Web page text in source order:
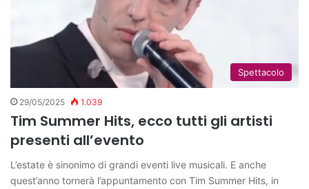
Spettacolo
29/05/2025 1.039
Tim Summer Hits, ecco tutti gli artisti
presenti all’evento
L’estate è sinonimo di grandi eventi live musicali. E anche
quest’anno tornerà l’appuntamento con Tim Summer Hits, in